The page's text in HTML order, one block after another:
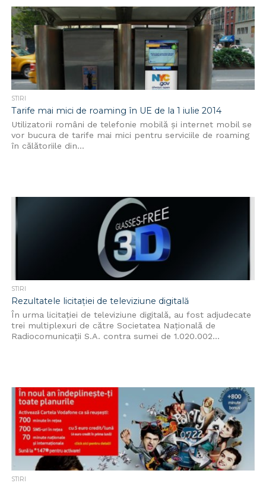
STIRI
Tarife mai mici de roaming în UE de la 1 iulie 2014
Utilizatorii români de telefonie mobilă și internet mobil se
vor bucura de tarife mai mici pentru serviciile de roaming
în călătoriile din...
STIRI
Rezultatele licitaţiei de televiziune digitală
În urma licitaţiei de televiziune digitală, au fost adjudecate
trei multiplexuri de către Societatea Naţională de
Radiocomunicaţii S.A. contra sumei de 1.020.002...
STIRI